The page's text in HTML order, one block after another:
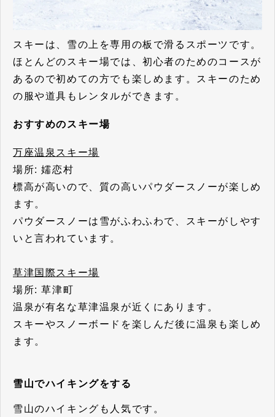
スキーは、雪の上を専用の板で滑るスポーツです。
ほとんどのスキー場では、初心者のためのコースが
あるので初めての方でも楽しめます。スキーのため
の服や道具もレンタルができます。
おすすめのスキー場
万座温泉スキー場
場所: 嬬恋村
標高が高いので、質の高いパウダースノーが楽しめ
ます。
パウダースノーは雪がふわふわで、スキーがしやす
いと言われています。
草津国際スキー場
場所: 草津町
温泉が有名な草津温泉が近くにあります。
スキーやスノーボードを楽しんだ後に温泉も楽しめ
ます。
雪山でハイキングをする
雪山のハイキングも人気です。